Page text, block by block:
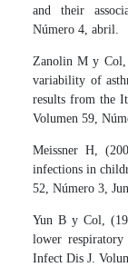
and their
Número 4, abril.
Zanolin M y Col,
variability of
results from the
Volumen 59,
Meissner H,
infections in
52, Número 3,
Yun B y Col,
lower
Infect Dis J.